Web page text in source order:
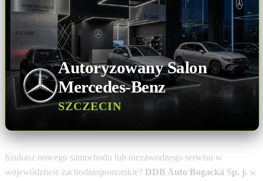
Autoryzowany Salon
Mercedes-Benz
SZCZECIN
Szukasz nowego samochodu lub niezawodnego serwisu w
województwie zachodniopomorskie? DDB Auto Bogacka Sp. j. w